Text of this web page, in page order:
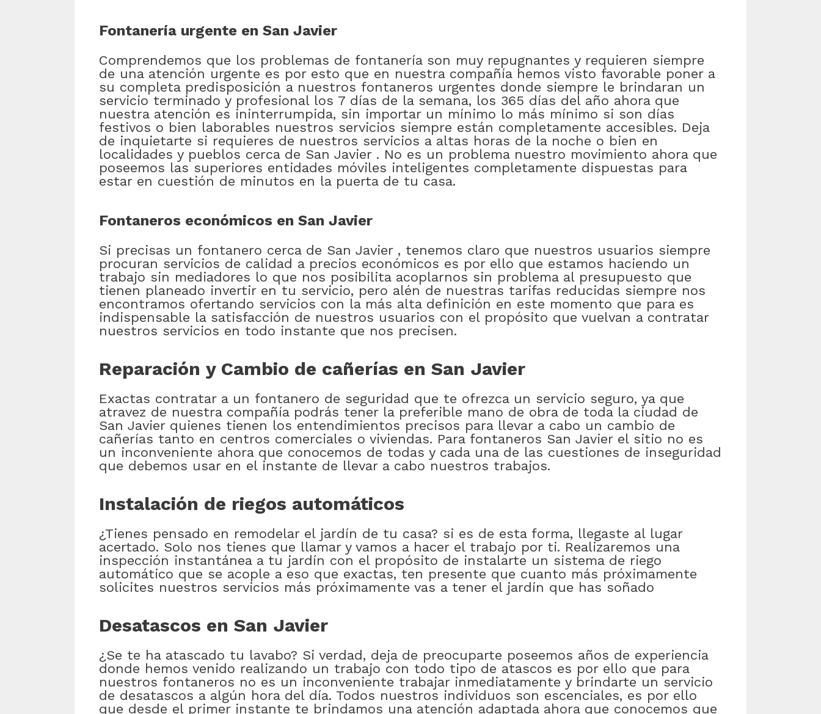
Fontanería urgente en San Javier
Comprendemos que los problemas de fontanería son muy repugnantes y requieren siempre
de una atención urgente es por esto que en nuestra compañía hemos visto favorable poner a
su completa predisposición a nuestros fontaneros urgentes donde siempre le brindaran un
servicio terminado y profesional los 7 días de la semana, los 365 días del año ahora que
nuestra atención es ininterrumpida, sin importar un mínimo lo más mínimo si son días
festivos o bien laborables nuestros servicios siempre están completamente accesibles. Deja
de inquietarte si requieres de nuestros servicios a altas horas de la noche o bien en
localidades y pueblos cerca de San Javier . No es un problema nuestro movimiento ahora que
poseemos las superiores entidades móviles inteligentes completamente dispuestas para
estar en cuestión de minutos en la puerta de tu casa.
Fontaneros económicos en San Javier
Si precisas un fontanero cerca de San Javier , tenemos claro que nuestros usuarios siempre
procuran servicios de calidad a precios económicos es por ello que estamos haciendo un
trabajo sin mediadores lo que nos posibilita acoplarnos sin problema al presupuesto que
tienen planeado invertir en tu servicio, pero alén de nuestras tarifas reducidas siempre nos
encontramos ofertando servicios con la más alta definición en este momento que para es
indispensable la satisfacción de nuestros usuarios con el propósito que vuelvan a contratar
nuestros servicios en todo instante que nos precisen.
Reparación y Cambio de cañerías en San Javier
Exactas contratar a un fontanero de seguridad que te ofrezca un servicio seguro, ya que
atravez de nuestra compañía podrás tener la preferible mano de obra de toda la ciudad de
San Javier quienes tienen los entendimientos precisos para llevar a cabo un cambio de
cañerías tanto en centros comerciales o viviendas. Para fontaneros San Javier el sitio no es
un inconveniente ahora que conocemos de todas y cada una de las cuestiones de inseguridad
que debemos usar en el instante de llevar a cabo nuestros trabajos.
Instalación de riegos automáticos
¿Tienes pensado en remodelar el jardín de tu casa? si es de esta forma, llegaste al lugar
acertado. Solo nos tienes que llamar y vamos a hacer el trabajo por ti. Realizaremos una
inspección instantánea a tu jardín con el propósito de instalarte un sistema de riego
automático que se acople a eso que exactas, ten presente que cuanto más próximamente
solicites nuestros servicios más próximamente vas a tener el jardín que has soñado
Desatascos en San Javier
¿Se te ha atascado tu lavabo? Si verdad, deja de preocuparte poseemos años de experiencia
donde hemos venido realizando un trabajo con todo tipo de atascos es por ello que para
nuestros fontaneros no es un inconveniente trabajar inmediatamente y brindarte un servicio
de desatascos a algún hora del día. Todos nuestros individuos son escenciales, es por ello
que desde el primer instante te brindamos una atención adaptada ahora que conocemos que